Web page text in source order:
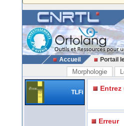
Accueil Portail
Morphologie
TLFi Entrez
Erreur